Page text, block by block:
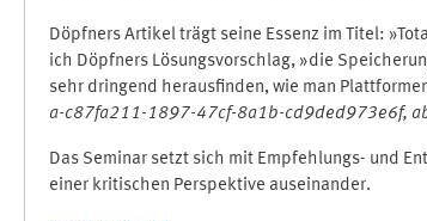
Döpfners Artikel trägt seine Essenz im Titel:
ich Döpfners Lösungsvorschlag, »die
sehr dringend herausfinden, wie man
a-c87fa211-1897-47cf-8a1b-cd9ded973e6f,
Das Seminar setzt sich mit Empfehlungs- und
einer kritischen Perspektive auseinander.